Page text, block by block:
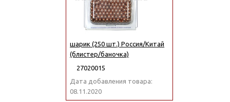
шарик (250 шт.) Россия/Китай
(блистер/баночка)
27020015
Дата добавления товара:
08.11.2020